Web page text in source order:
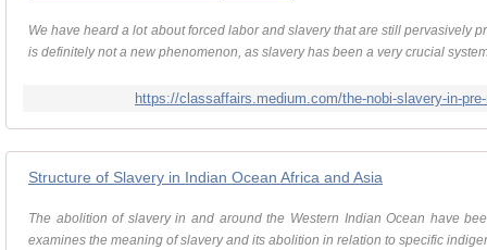
We have heard a lot about forced labor and slavery that are still pervasively
is definitely not a new phenomenon, as slavery has been a very crucial
https://classaffairs.medium.com/the-nobi-slavery-in-
Structure of Slavery in Indian Ocean Africa and Asia
The abolition of slavery in and around the Western Indian Ocean have
examines the meaning of slavery and its abolition in relation to specific